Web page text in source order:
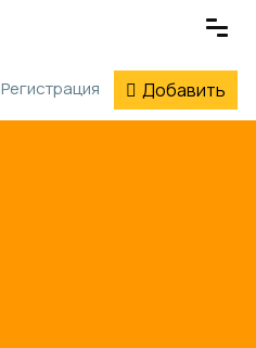
Регистрация Добавить